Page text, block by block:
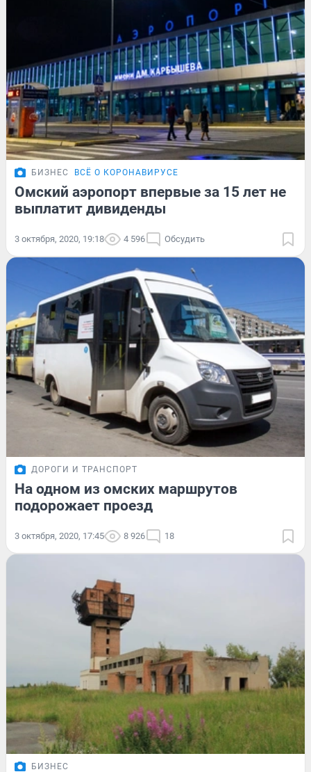
БИЗНЕС ВСЁ О КОРОНАВИРУСЕ
Омский аэропорт впервые за 15 лет не
выплатит дивиденды
3 октября, 2020, 19:18 4 596 Обсудить
ДОРОГИ И ТРАНСПОРТ
На одном из омских маршрутов
подорожает проезд
3 октября, 2020, 17:45 8 926 18
БИЗНЕС